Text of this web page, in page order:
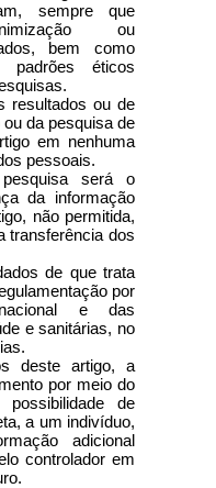
sempre que
ou
bem como
padrões éticos
resultados ou de
da pesquisa de
em nenhuma
pessoais.
será o
da informação
não permitida,
transferência dos
de que trata
por
e das
e sanitárias, no
deste artigo, a
por meio do
de
a um indivíduo,
adicional
controlador em